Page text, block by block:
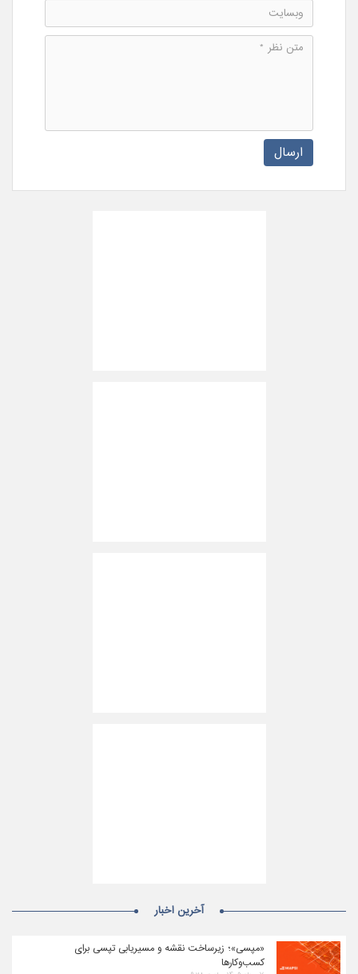
ارسال
آخرین اخبار
«مپسی»؛ زیرساخت نقشه و مسیریابی تپسی برای
کسب‌وکارها